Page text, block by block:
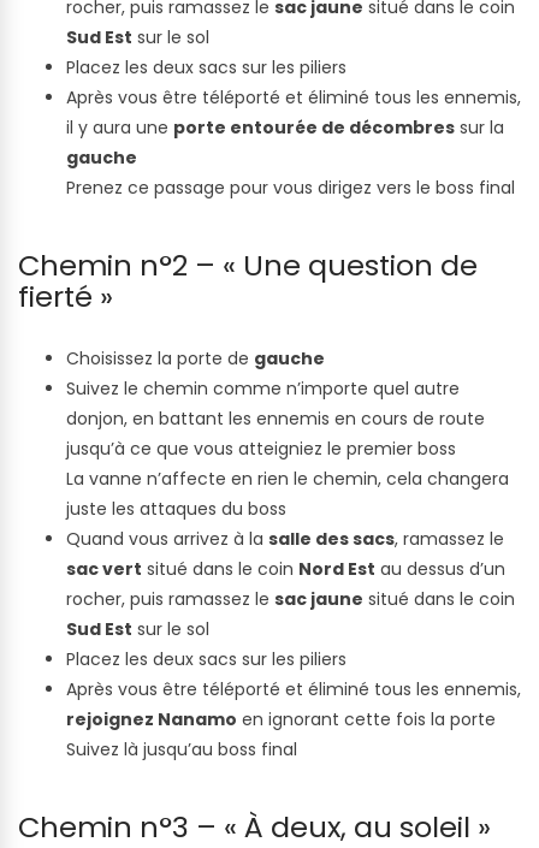
rocher, puis ramassez le sac jaune situé dans le coin
Sud Est sur le sol
Placez les deux sacs sur les piliers
Après vous être téléporté et éliminé tous les ennemis,
il y aura une porte entourée de décombres sur la
gauche
Prenez ce passage pour vous dirigez vers le boss final
Chemin n°2 – « Une question de
fierté »
Choisissez la porte de gauche
Suivez le chemin comme n’importe quel autre
donjon, en battant les ennemis en cours de route
jusqu’à ce que vous atteigniez le premier boss
La vanne n’affecte en rien le chemin, cela changera
juste les attaques du boss
Quand vous arrivez à la salle des sacs, ramassez le
sac vert situé dans le coin Nord Est au dessus d’un
rocher, puis ramassez le sac jaune situé dans le coin
Sud Est sur le sol
Placez les deux sacs sur les piliers
Après vous être téléporté et éliminé tous les ennemis,
rejoignez Nanamo en ignorant cette fois la porte
Suivez là jusqu’au boss final
Chemin n°3 – « À deux, au soleil »